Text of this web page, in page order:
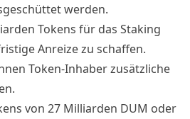
werden.
Tokens für das Staking
Anreize zu schaffen.
Token-Inhaber zusätzliche
von 27 Milliarden DUM oder